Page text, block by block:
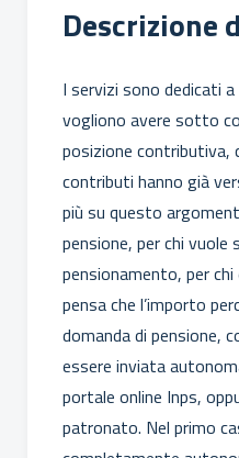
Descrizione
I servizi sono dedicati
vogliono avere sotto
posizione contributiva,
contributi hanno già
più su questo
pensione, per chi vuole
pensionamento, per
pensa che l’importo
domanda di pensione,
essere inviata
portale online Inps,
patronato. Nel primo